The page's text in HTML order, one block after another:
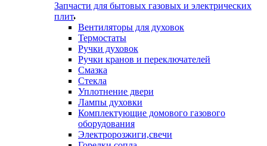
Запчасти для бытовых газовых и электрических
плит
Вентиляторы для духовок
Термостаты
Ручки духовок
Ручки кранов и переключателей
Смазка
Стекла
Уплотнение двери
Лампы духовки
Комплектующие домового газового
оборудования
Электророзжиги,свечи